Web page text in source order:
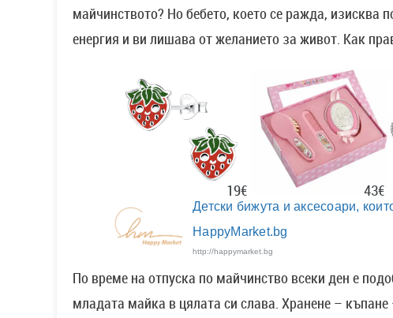
майчинството? Но бебето, което се ражда, изисква
енергия и ви лишава от желанието за живот. Как
19€ 43€
Детски бижута и аксесоари,
HappyMarket.bg
http://happymarket.bg
По време на отпуска по майчинство всеки ден е
младата майка в цялата си слава. Хранене –